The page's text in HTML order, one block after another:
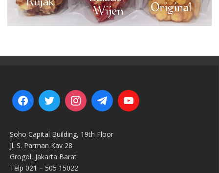
Soho Capital Building, 19th Floor
Jl. S. Parman Kav 28
Grogol, Jakarta Barat
Telp 021 – 505 15022